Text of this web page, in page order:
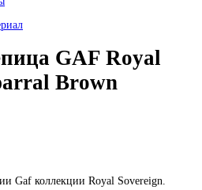
GAF Royal
Brown
Gaf коллекции Royal Sovereign.